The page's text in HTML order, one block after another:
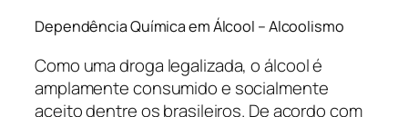
Dependência Química em Álcool – Alcoolismo
Como uma droga legalizada, o álcool é
amplamente consumido e socialmente
aceito dentre os brasileiros. De acordo com